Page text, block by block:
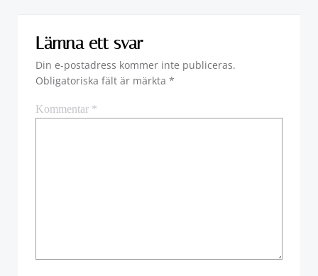
Lämna ett svar
Din e-postadress kommer inte publiceras.
Obligatoriska fält är märkta *
Kommentar *